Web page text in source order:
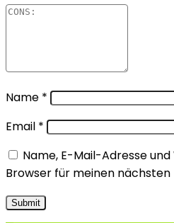
Name *
Email *
Name, E-Mail-Adresse
Browser für meinen